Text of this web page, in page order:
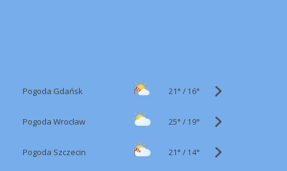
Pogoda Gdańsk 21° / 16°
Pogoda Wrocław 25° / 19°
Pogoda Szczecin 21° / 14°